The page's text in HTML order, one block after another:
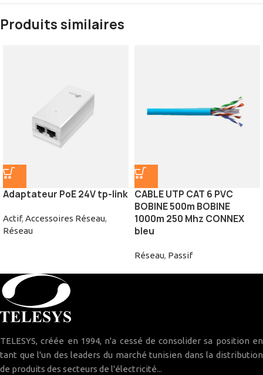
Produits similaires
Adaptateur PoE 24V tp-link
Actif, Accessoires Réseau,
Réseau
CABLE UTP CAT 6 PVC
BOBINE 500m BOBINE
1000m 250 Mhz CONNEX
bleu
Réseau, Passif
TELESYS, créée en 1994, n'a cessé de consolider sa position en
tant que l'un des leaders du marché tunisien dans la distribution
de produits des secteurs de l'électricité...